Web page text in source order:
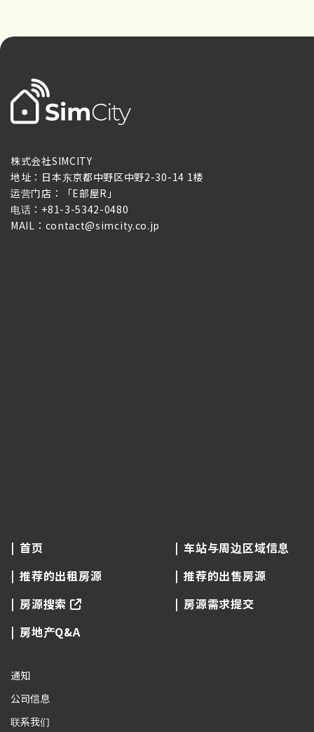
株式会社SIMCITY
地址：日本东京都中野区中野2-30-14 1楼
运营门店：「E部屋R」
电话：+81-3-5342-0480
MAIL：contact@simcity.co.jp
首页
车站与周边区域信息
推荐的出租房源
推荐的出售房源
房源搜索
房源需求提交
房地产Q&A
通知
公司信息
联系我们